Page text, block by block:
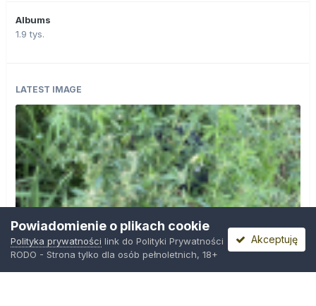
Albums
1.9 tys.
LATEST IMAGE
Powiadomienie o plikach cookie
Polityka prywatności link do Polityki Prywatności
RODO - Strona tylko dla osób pełnoletnich, 18+
Akceptuję